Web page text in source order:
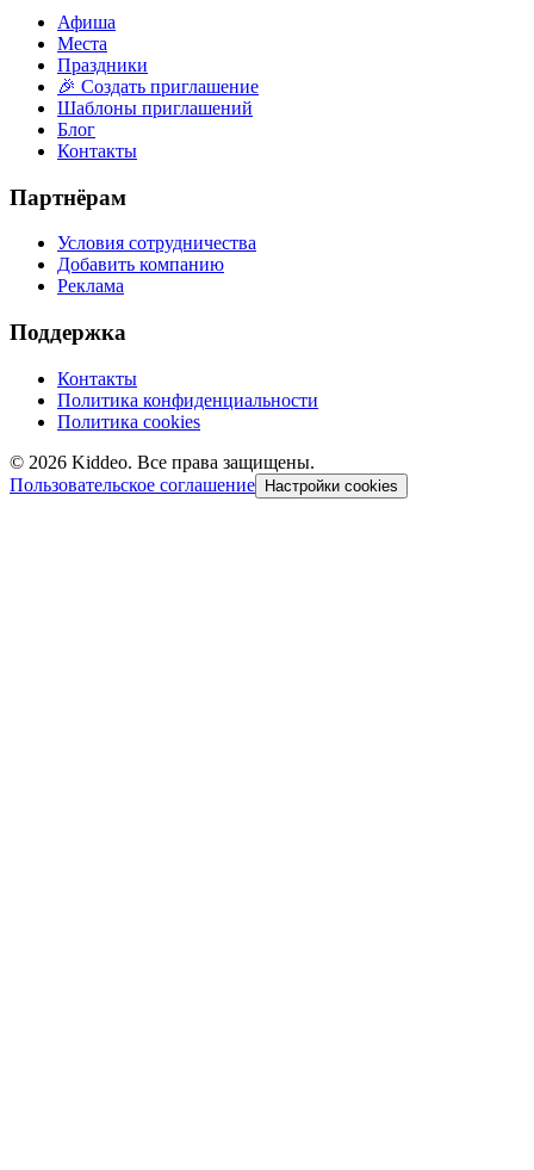
Афиша
Места
Праздники
🎉 Создать приглашение
Шаблоны приглашений
Блог
Контакты
Партнёрам
Условия сотрудничества
Добавить компанию
Реклама
Поддержка
Контакты
Политика конфиденциальности
Политика cookies
© 2026 Kiddeo. Все права защищены.
Пользовательское соглашение
Настройки cookies